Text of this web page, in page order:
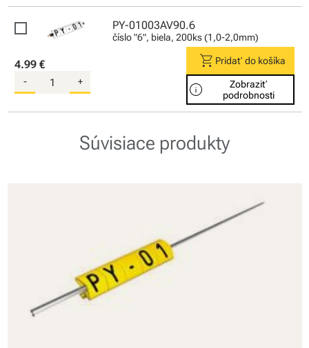
PY-01003AV90.6
číslo "6", biela, 200ks (1,0-2,0mm)
4.99 €
- +
shopping_cart Pridať do košíka
info
Zobraziť
podrobnosti
Súvisiace produkty